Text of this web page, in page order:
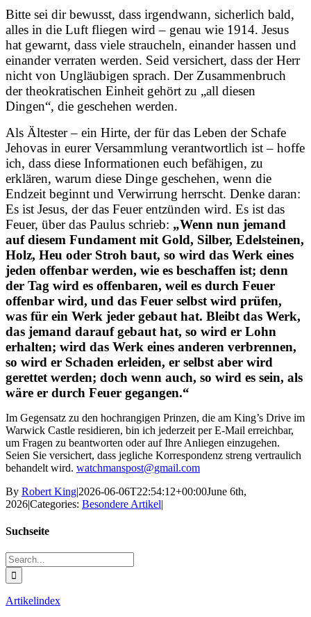
Bitte sei dir bewusst, dass irgendwann, sicherlich bald,
alles in die Luft fliegen wird – genau wie 1914. Jesus
hat gewarnt, dass viele straucheln, einander hassen und
einander verraten werden. Seid versichert, dass der Herr
nicht von Ungläubigen sprach. Der Zusammenbruch
der theokratischen Einheit gehört zu „all diesen
Dingen“, die geschehen werden.
Als Ältester – ein Hirte, der für das Leben der Schafe
Jehovas in eurer Versammlung verantwortlich ist – hoffe
ich, dass diese Informationen euch befähigen, zu
erklären, warum diese Dinge geschehen, wenn die
Endzeit beginnt und Verwirrung herrscht. Denke daran:
Es ist Jesus, der das Feuer entzünden wird. Es ist das
Feuer, über das Paulus schrieb: „Wenn nun jemand
auf diesem Fundament mit Gold, Silber, Edelsteinen,
Holz, Heu oder Stroh baut, so wird das Werk eines
jeden offenbar werden, wie es beschaffen ist; denn
der Tag wird es offenbaren, weil es durch Feuer
offenbar wird, und das Feuer selbst wird prüfen,
was für ein Werk jeder gebaut hat. Bleibt das Werk,
das jemand darauf gebaut hat, so wird er Lohn
erhalten; wird das Werk eines anderen verbrennen,
so wird er Schaden erleiden, er selbst aber wird
gerettet werden; doch wenn auch, so wird es sein, als
wäre er durch Feuer gegangen.“
Im Gegensatz zu den hochrangigen Prinzen, die am King’s Drive im
Warwick Castle residieren, bin ich jederzeit per E-Mail erreichbar,
um Fragen zu beantworten oder auf Ihre Anliegen einzugehen.
Seien Sie versichert, dass jegliche Korrespondenz streng vertraulich
behandelt wird. watchmanspost@gmail.com
By Robert King|2026-06-06T22:54:12+00:00June 6th,
2026|Categories: Besondere Artikel|
Suchseite
Search
for:
Artikelindex